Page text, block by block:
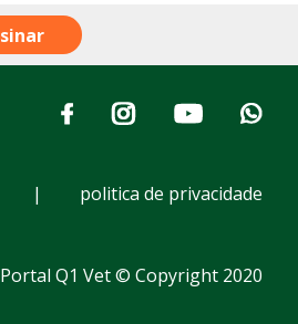
| politica de privacidade
Portal Q1 Vet © Copyright 2020